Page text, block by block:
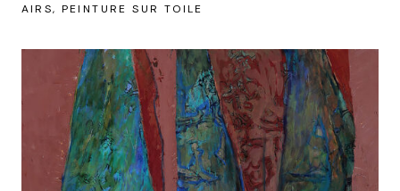
AIRS PEINTURE SUR TOILE